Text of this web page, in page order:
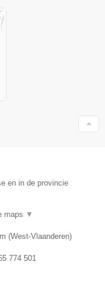
en in de provincie
maps ▼
(West-Vlaanderen)
774 501